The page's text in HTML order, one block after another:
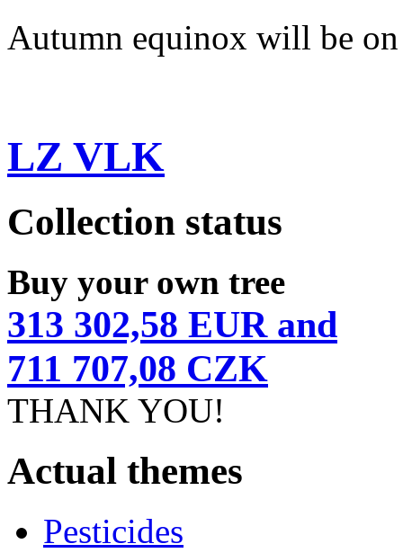
Autumn equinox will be
LZ VLK
Collection status
Buy your own tree
313 302,58 EUR and
711 707,08 CZK
THANK YOU!
Actual themes
Pesticides